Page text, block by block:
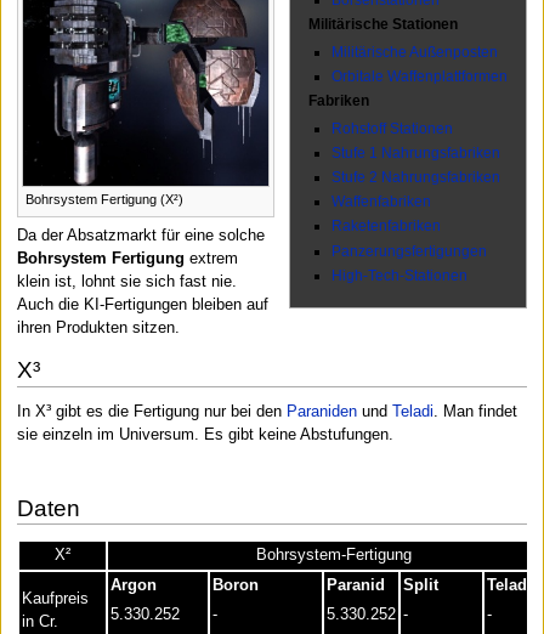
Militärische Stationen
Militärische Außenposten
Orbitale Waffenplattformen
Fabriken
Rohstoff Stationen
Stufe 1 Nahrungsfabriken
Stufe 2 Nahrungsfabriken
Waffenfabriken
Raketenfabriken
Panzerungsfertigungen
High-Tech-Stationen
Bohrsystem Fertigung (X²)
Da der Absatzmarkt für eine solche
Bohrsystem Fertigung extrem
klein ist, lohnt sie sich fast nie.
Auch die KI-Fertigungen bleiben auf
ihren Produkten sitzen.
X³
In X³ gibt es die Fertigung nur bei den Paranidenund Teladi. Man findet
sie einzeln im Universum. Es gibt keine Abstufungen.
Daten
X² Bohrsystem-Fertigung
Kaufpreis
in Cr.
Argon
5.330.252
Boron
-
Paranid
5.330.252
Split
-
Teladi
-